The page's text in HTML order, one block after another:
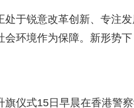
处于锐意改革创新、专注
环境作为保障。新形势
旗仪式15日早晨在香港警